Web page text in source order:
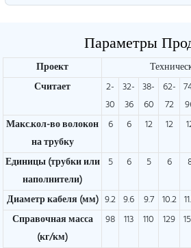
Параметры
Проект
Считает
2-
30
32-
36
38-
60
62-
72
Макс.кол-во волокон
на трубку
6 6 12 12
Единицы (трубки или
наполнители)
5 6 5 6
Диаметр кабеля (мм) 9.2 9.6 9.7 10.2
Справочная масса
(кг/км)
98 113 110 129